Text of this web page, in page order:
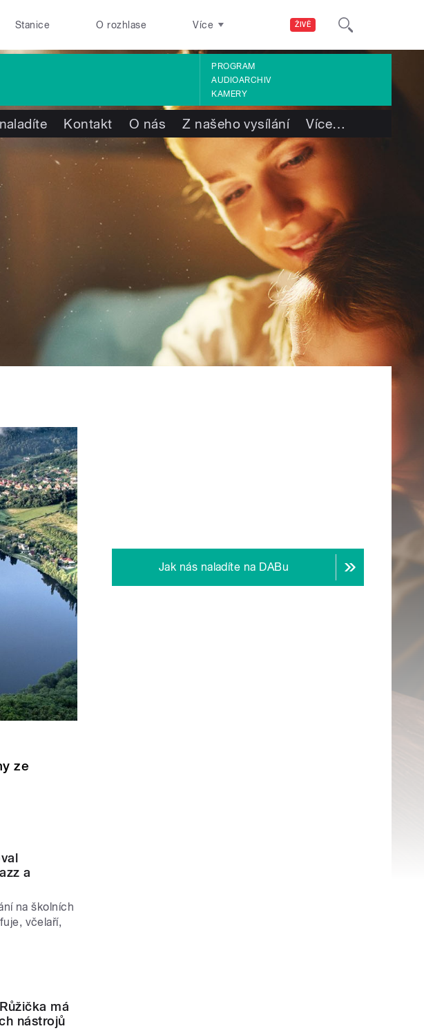
ŽIVĚ
Stanice O rozhlase Více
PROGRAM
AUDIOARCHIV
KAMERY
Kontakt O nás Z našeho vysílání Více…
ze
a
na školních
včelaří,
má
nástrojů
Jak nás naladíte na DABu